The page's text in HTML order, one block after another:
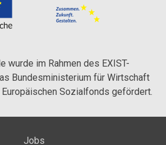
wurde im Rahmen des EXIST-
Bundesministerium für Wirtschaft
Europäischen Sozialfonds gefördert.
Jobs